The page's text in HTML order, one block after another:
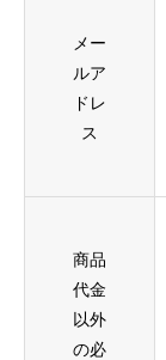
メー
ルア
ドレ
ス
商品
代金
以外
の必